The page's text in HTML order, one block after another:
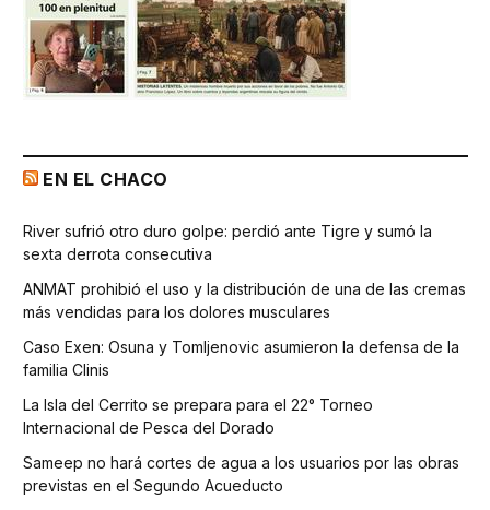
EN EL CHACO
River sufrió otro duro golpe: perdió ante Tigre y sumó la
sexta derrota consecutiva
ANMAT prohibió el uso y la distribución de una de las cremas
más vendidas para los dolores musculares
Caso Exen: Osuna y Tomljenovic asumieron la defensa de la
familia Clinis
La Isla del Cerrito se prepara para el 22° Torneo
Internacional de Pesca del Dorado
Sameep no hará cortes de agua a los usuarios por las obras
previstas en el Segundo Acueducto